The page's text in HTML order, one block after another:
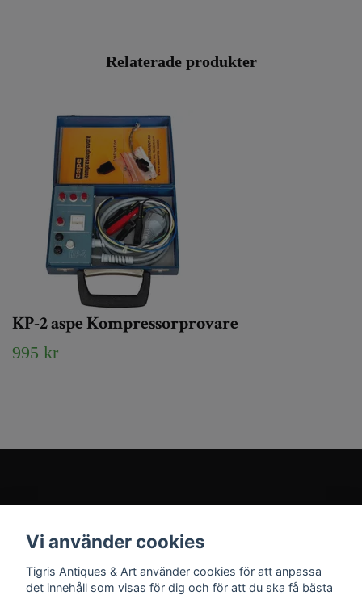
KP-2 aspe Kompressorprovare
995 kr
Sociala medier
Vi använder cookies
Tigris Antiques & Art använder cookies för att anpassa
det innehåll som visas för dig och för att du ska få bästa